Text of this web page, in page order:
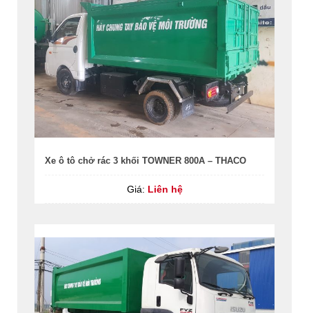
Xe ô tô chở rác 3 khối TOWNER 800A – THACO
Giá: Liên hệ